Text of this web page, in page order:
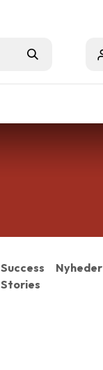
Success
Stories
Nyheder